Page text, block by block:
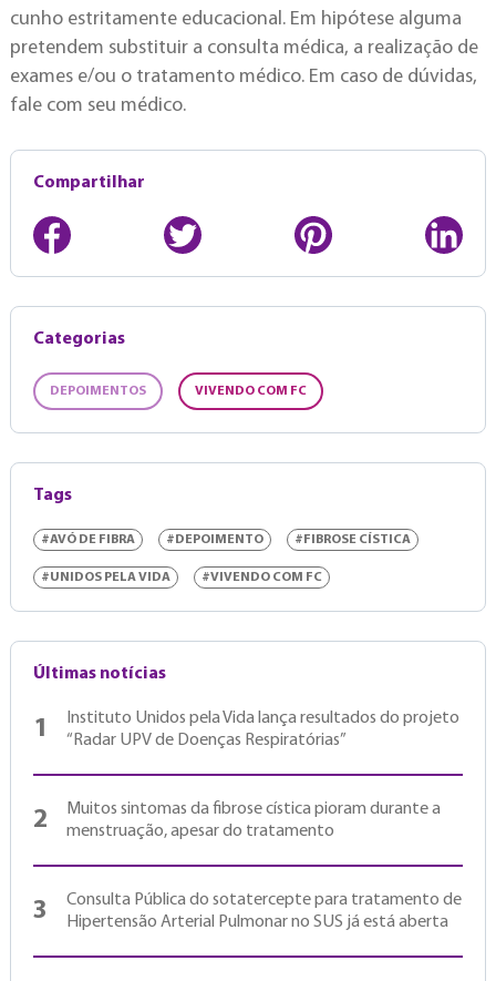
cunho estritamente educacional. Em hipótese alguma
pretendem substituir a consulta médica, a realização de
exames e/ou o tratamento médico. Em caso de dúvidas,
fale com seu médico.
Compartilhar
Categorias
DEPOIMENTOS VIVENDO COM FC
Tags
#AVÓ DE FIBRA #DEPOIMENTO #FIBROSE CÍSTICA
#UNIDOS PELA VIDA #VIVENDO COM FC
Últimas notícias
1
Instituto Unidos pela Vida lança resultados do projeto
“Radar UPV de Doenças Respiratórias”
2
Muitos sintomas da fibrose cística pioram durante a
menstruação, apesar do tratamento
3
Consulta Pública do sotatercepte para tratamento de
Hipertensão Arterial Pulmonar no SUS já está aberta